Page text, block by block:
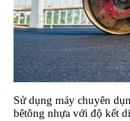
Sử dụng máy chuyên
bêtông nhựa với độ kết